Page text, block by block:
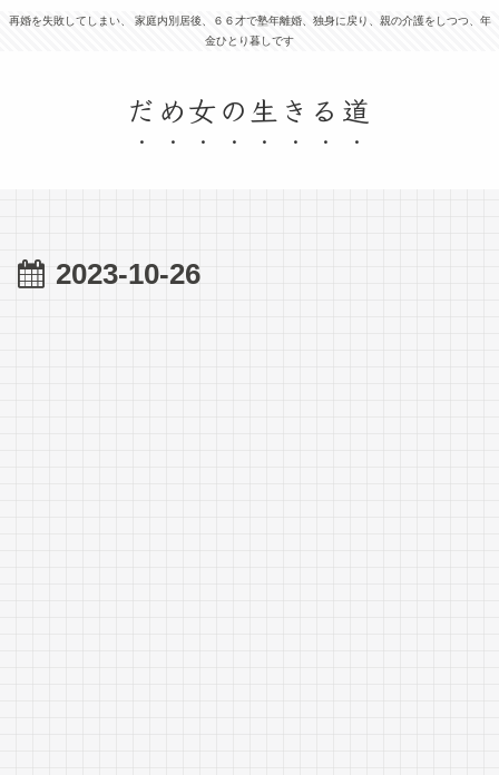
再婚を失敗してしまい、 家庭内別居後、６６才で塾年離婚、独身に戻り、親の介護をしつつ、年
金ひとり暮しです
だめ女の生きる道
2023-10-26